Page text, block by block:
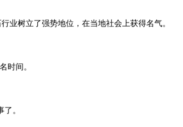
业树立了强势地位，在当地社会上获得名气。
时间。
。